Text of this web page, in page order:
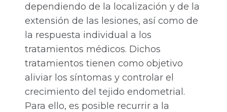
dependiendo de la localización y de la
extensión de las lesiones, así como de
la respuesta individual a los
tratamientos médicos. Dichos
tratamientos tienen como objetivo
aliviar los síntomas y controlar el
crecimiento del tejido endometrial.
Para ello, es posible recurrir a la